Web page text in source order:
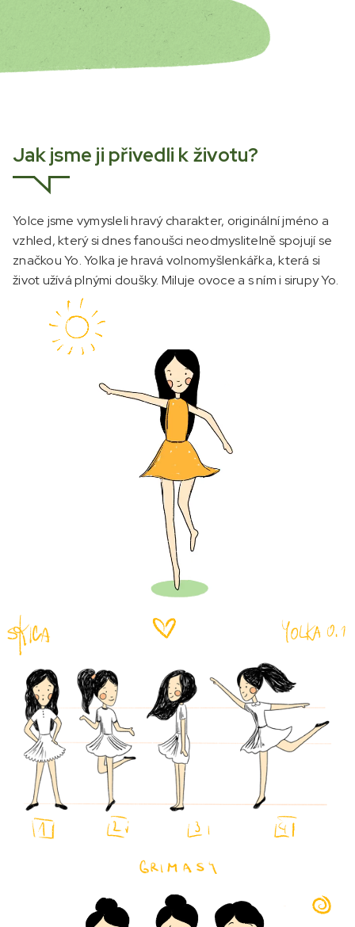
Jak jsme ji přivedli k životu?
Yolce jsme vymysleli hravý charakter, originální jméno a
vzhled, který si dnes fanoušci neodmyslitelně spojují se
značkou Yo. Yolka je hravá volnomyšlenkářka, která si
život užívá plnými doušky. Miluje ovoce a s ním i sirupy Yo.